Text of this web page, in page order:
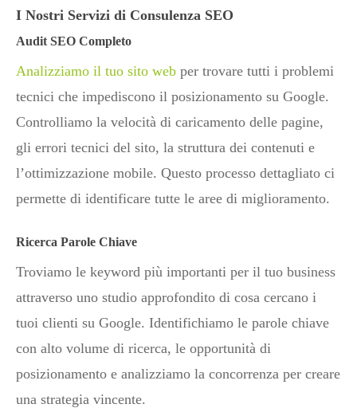
I Nostri Servizi di Consulenza SEO
Audit SEO Completo
Analizziamo il tuo sito webper trovare tutti i problemi
tecnici che impediscono il posizionamento su Google.
Controlliamo la velocità di caricamento delle pagine,
gli errori tecnici del sito, la struttura dei contenuti e
l’ottimizzazione mobile. Questo processo dettagliato ci
permette di identificare tutte le aree di miglioramento.
Ricerca Parole Chiave
Troviamo le keyword più importanti per il tuo business
attraverso uno studio approfondito di cosa cercano i
tuoi clienti su Google. Identifichiamo le parole chiave
con alto volume di ricerca, le opportunità di
posizionamento e analizziamo la concorrenza per creare
una strategia vincente.